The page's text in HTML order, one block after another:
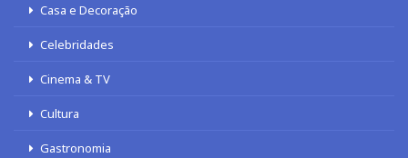
Casa e Decoração
Celebridades
Cinema & TV
Cultura
Gastronomia